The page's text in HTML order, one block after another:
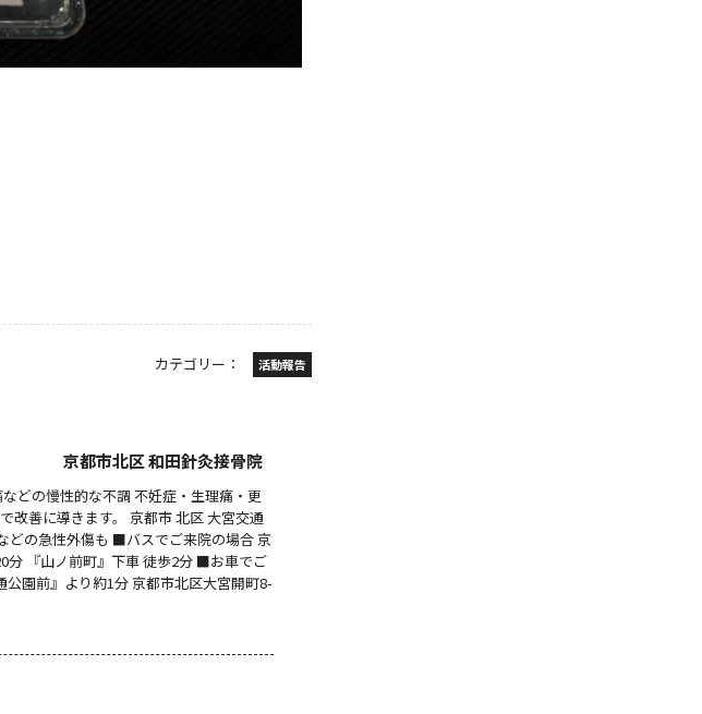
カテゴリー： 活動報告
京都市北区 和田針灸接骨院
どの慢性的な不調 不妊症・生理痛・更
改善に導きます。 京都市 北区 大宮交通
どの急性外傷も ■バスでご来院の場合 京
分 『山ノ前町』下車 徒歩2分 ■お車でご
園前』より約1分 京都市北区大宮開町8-